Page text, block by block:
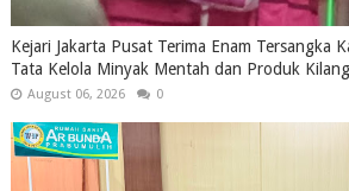
Kejari Jakarta Pusat Terima Enam Tersangka
Tata Kelola Minyak Mentah dan Produk
August 06, 2026 0